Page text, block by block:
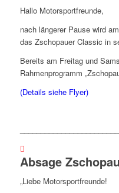
Hallo Motorsportfreunde,
nach längerer Pause wird
das Zschopauer Classic in
Bereits am Freitag und
Rahmenprogramm
(Details siehe Flyer)
Absage
„Liebe Motorsportfreunde!